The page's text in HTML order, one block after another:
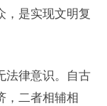
，是实现文明复
法律意识。自古
，二者相辅相